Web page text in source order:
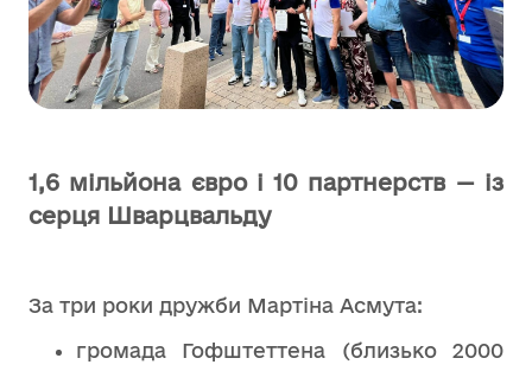
1,6 мільйона євро і 10 партнерств — із
серця Шварцвальду
За три роки дружби Мартіна Асмута:
громада Гофштеттена (близько 2000